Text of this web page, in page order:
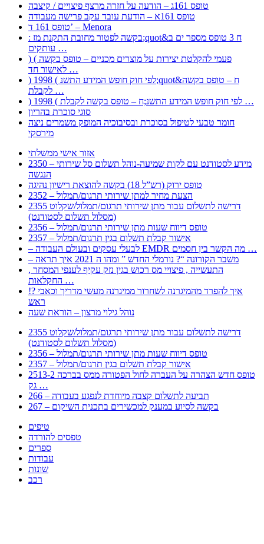
טופס 161ג – הודעה על חזרה מרצף פיצויים / קיצבה
טופס 161א – הודעת עובד עקב פרישה מעבודה
טופס 161 ד’ – Menora
: בקשה לפטור מחובת התקנת מז;quot&ח 3 טופס מספר ים ב
עותקים …
) ( פעמי להקלטת יצירות על מוצרים מכניים – טופס בקשה
לאישור חד …
) 1998 ( לפי חוק חופש המידע התשנ;quot&ח – טופס בקשה
לקבלת …
) 1998 ( לפי חוק חופש המידע התשנ;ח – טופס בקשה לקבלת …
סוגי סוכרת בהריון
חומר טבעי לטיפול בסוכרת ובסיבוכיה המופק משמרים ניצה
מירסקי
אזור אישי ממשלתי
2350 – מידע לסטודנט עם לקות שמיעה-נוהל תשלום סל שירותי
הנגשה
טופס ירוק (רש”ל 18) בקשה להוצאת רישיון נהיגה
2352 – הצעת מחיר למתן שירותי תרגום/תמלול
2355 דרישה לתשלום עבור מתן שירותי תרגום/תמלול/שקלוט
(מסלול תשלום לסטודנט)
2356 – טופס דיווח שעות מתן שירותי תרגום/תמלול
2357 – אישור קבלת תשלום בגין תרגום/תמלול
– לבעלי עסקים ובעולם העבודה EMDR מה הקשר בין חסמים …
– משבר הקורונה “? נורמלי החדש ” ומהו ה 2021 איך תראה
, התעשייה , פיצויי מס רכוש בגין נזק עקיף לענפי המסחר
החקלאות …
!? איך להפרד מהמיגרנה לשחרור ממיגרנה מעשי מדריך וכאבי
ראש
נוהל גילוי מרצון – הוראת שעה
2355 דרישה לתשלום עבור מתן שירותי תרגום/תמלול/שקלוט
(מסלול תשלום לסטודנט)
2356 – טופס דיווח שעות מתן שירותי תרגום/תמלול
2357 – אישור קבלת תשלום בגין תרגום/תמלול
2513-2 טופס חדש הצהרה על העברה לחול הפטורה ממס בברכה
גק …
266 – תביעה לתשלום קצבה מיוחדת לנפגע בעבודה
267 – בקשה לסיוע במענק למכשירים בתכנית השיקום
טיפים
טפסים להורדה
ספרים
עבודות
שונות
רכב